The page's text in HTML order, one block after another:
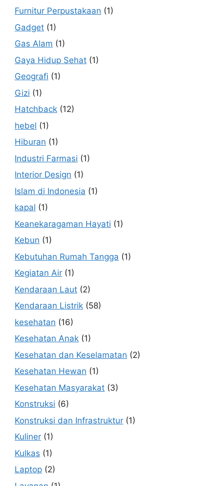
Furnitur Perpustakaan (1)
Gadget (1)
Gas Alam (1)
Gaya Hidup Sehat (1)
Geografi (1)
Gizi (1)
Hatchback (12)
hebel (1)
Hiburan (1)
Industri Farmasi (1)
Interior Design (1)
Islam di Indonesia (1)
kapal (1)
Keanekaragaman Hayati (1)
Kebun (1)
Kebutuhan Rumah Tangga (1)
Kegiatan Air (1)
Kendaraan Laut (2)
Kendaraan Listrik (58)
kesehatan (16)
Kesehatan Anak (1)
Kesehatan dan Keselamatan (2)
Kesehatan Hewan (1)
Kesehatan Masyarakat (3)
Konstruksi (6)
Konstruksi dan Infrastruktur (1)
Kuliner (1)
Kulkas (1)
Laptop (2)